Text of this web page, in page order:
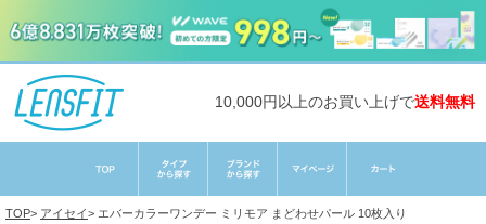
10,000円以上のお買い上げで送料無料
TOP> アイセイ> エバーカラーワンデー ミリモア まどわせパール 10枚入り